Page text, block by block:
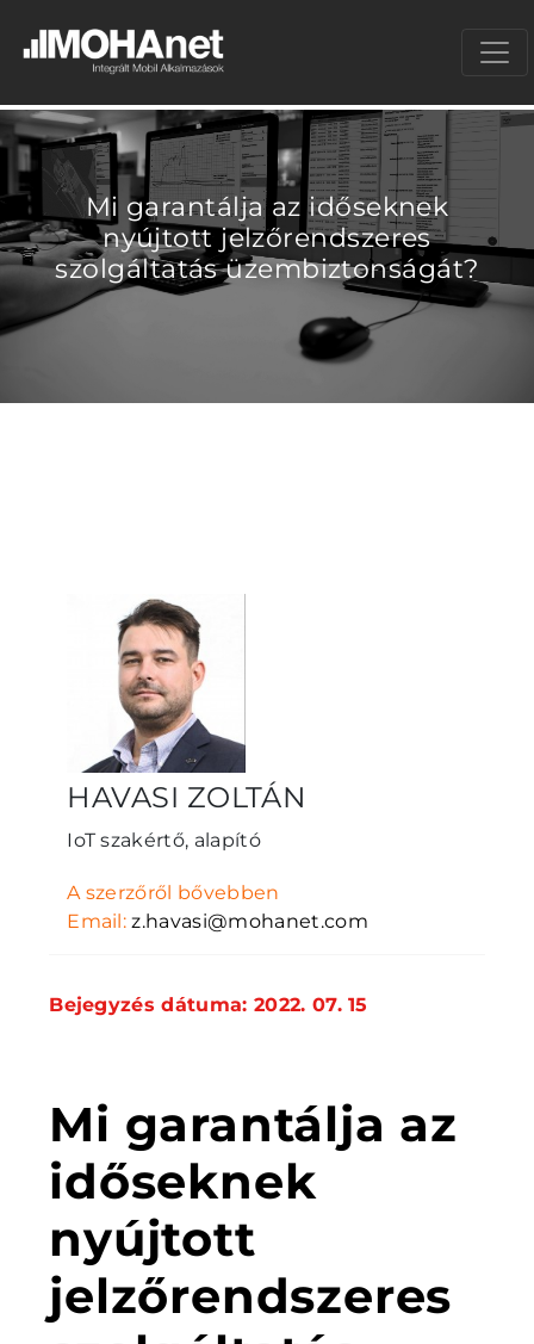
Mi garantálja az időseknek
nyújtott jelzőrendszeres
szolgáltatás üzembiztonságát?
HAVASI ZOLTÁN
IoT szakértő, alapító
A szerzőről bővebben
Email: z.havasi@mohanet.com
Bejegyzés dátuma: 2022. 07. 15
Mi garantálja az
időseknek
nyújtott
jelzőrendszeres